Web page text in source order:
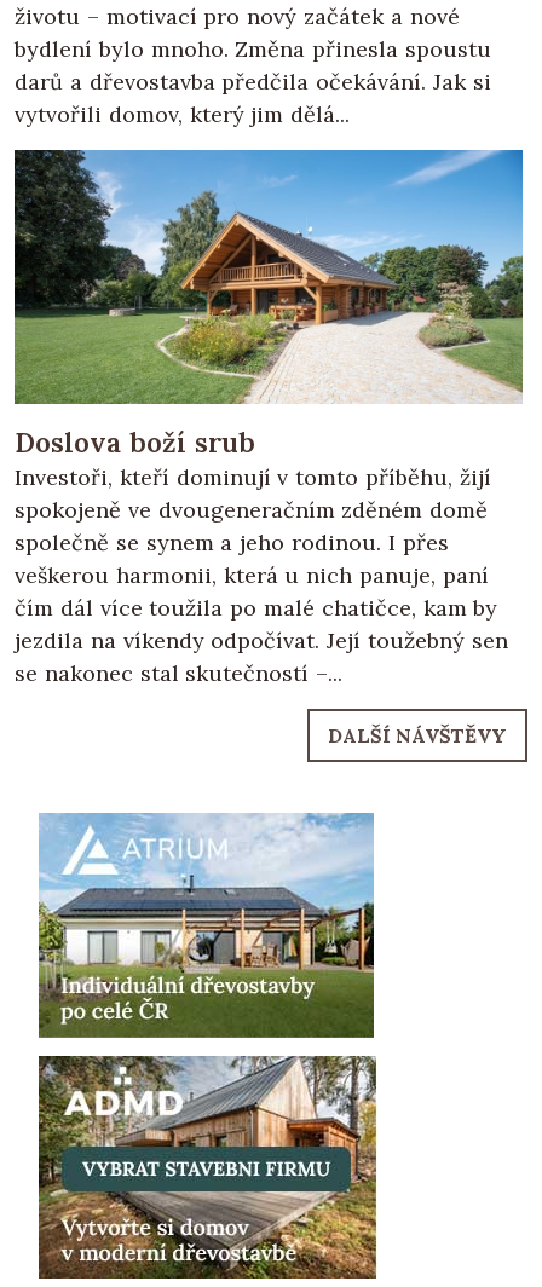
životu – motivací pro nový začátek a nové
bydlení bylo mnoho. Změna přinesla spoustu
darů a dřevostavba předčila očekávání. Jak si
vytvořili domov, který jim dělá...
Doslova boží srub
Investoři, kteří dominují v tomto příběhu, žijí
spokojeně ve dvougeneračním zděném domě
společně se synem a jeho rodinou. I přes
veškerou harmonii, která u nich panuje, paní
čím dál více toužila po malé chatičce, kam by
jezdila na víkendy odpočívat. Její toužebný sen
se nakonec stal skutečností –...
DALŠÍ NÁVŠTĚVY